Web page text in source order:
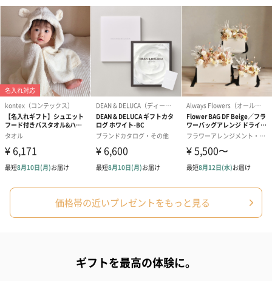
紅茶・コーヒー・スイーツ
紅茶・コーヒー・スイーツを同梱してお届けいたします。ギフト
への＋αにおすすめです。
BIRTHDAY TO YOU）
（660円）
円）
価格帯の近いプレゼントをもっと見る
ギフトを最高の体験に。